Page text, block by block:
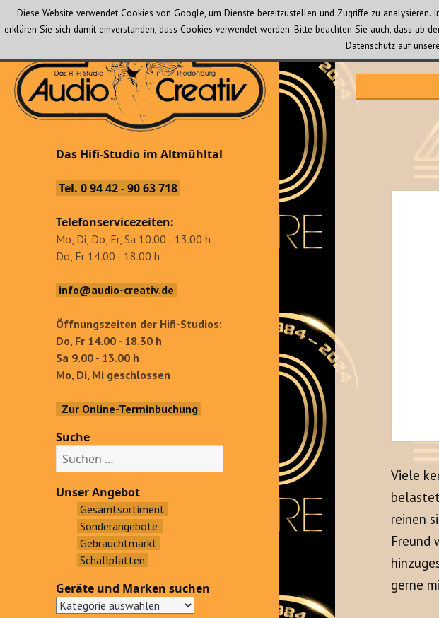
Das Hifi-Studio im Altmühltal
Das Hifi-Studio im Altmühltal
Tel. 0 94 42 - 90 63 718
Telefonservicezeiten:
Mo, Di, Do, Fr, Sa 10.00 - 13.00 h
Do, Fr 14.00 - 18.00 h
info@audio-creativ.de
Öffnungszeiten der Hifi-Studios:
Do, Fr 14.00 - 18.30 h
Sa 9.00 - 13.00 h
Mo, Di, Mi geschlossen
Zur Online-Terminbuchung
Suche
u
c
h
Unser Angebot
Gesamtsortiment
Sonderangebote
Gebrauchtmarkt
Schallplatten
Geräte und Marken suchen
Viele
reinen
Freund
gerne
Diese Website verwendet Cookies von Google, um Dienste bereitzustellen und Zugriffe zu
erklären Sie sich damit einverstanden, dass Cookies verwendet werden. Bitte beachten Sie auch, dass ab
Datenschutz auf